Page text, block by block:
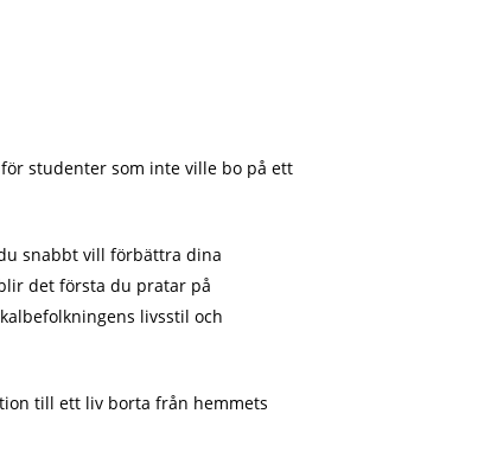
studenter som inte ville bo på ett
snabbt vill förbättra dina
det första du pratar på
livsstil och
till ett liv borta från hemmets